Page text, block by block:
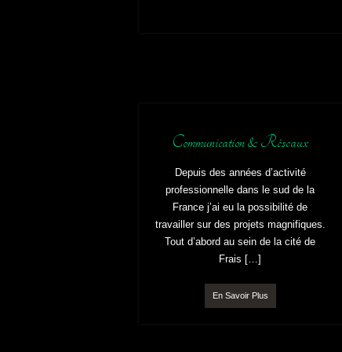
Communication & Réseaux
Depuis des années d’activité
professionnelle dans le sud de la
France j’ai eu la possibilité de
travailler sur des projets magnifiques.
Tout d’abord au sein de la cité de
Frais […]
En Savoir Plus